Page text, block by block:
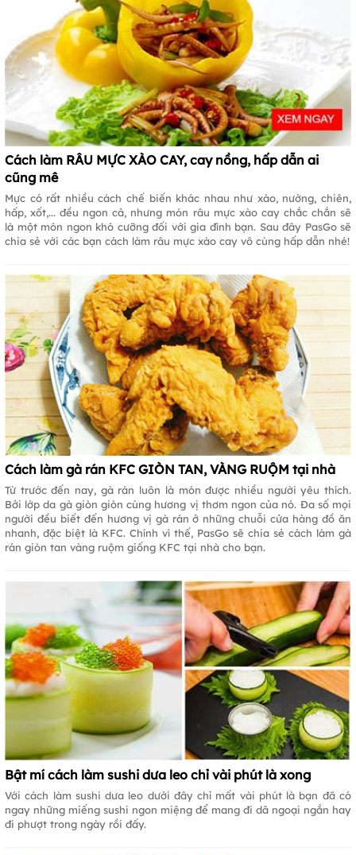
Cách làm RÂU MỰC XÀO CAY, cay nồng, hấp dẫn ai
cũng mê
Mực có rất nhiều cách chế biến khác nhau như xào, nướng, chiên,
hấp, xốt,... đều ngon cả, nhưng món râu mực xào cay chắc chắn sẽ
là một món ngon khó cưỡng đối với gia đình bạn. Sau đây PasGo sẽ
chia sẻ với các bạn cách làm râu mực xào cay vô cùng hấp dẫn nhé!
Cách làm gà rán KFC GIÒN TAN, VÀNG RUỘM tại nhà
Từ trước đến nay, gà rán luôn là món được nhiều người yêu thích.
Bởi lớp da gà giòn giòn cùng hương vị thơm ngon của nó. Đa số mọi
người đều biết đến hương vị gà rán ở những chuỗi cửa hàng đồ ăn
nhanh, đặc biệt là KFC. Chính vì thế, PasGo sẽ chia sẻ cách làm gà
rán giòn tan vàng ruộm giống KFC tại nhà cho bạn.
Bật mí cách làm sushi dưa leo chỉ vài phút là xong
Với cách làm sushi dưa leo dưới đây chỉ mất vài phút là bạn đã có
ngay những miếng sushi ngon miệng để mang đi dã ngoại ngắn hay
đi phượt trong ngày rồi đấy.